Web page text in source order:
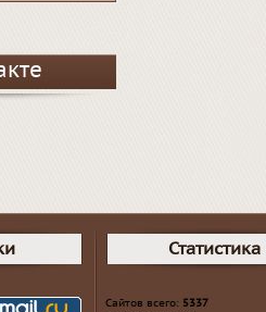
Статистика
Сайтов всего: 5337